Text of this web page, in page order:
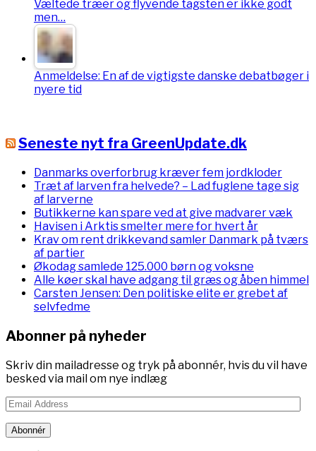
Væltede træer og flyvende tagsten er ikke godt
men…
Anmeldelse: En af de vigtigste danske debatbøger i
nyere tid
Seneste nyt fra GreenUpdate.dk
Danmarks overforbrug kræver fem jordkloder
Træt af larven fra helvede? – Lad fuglene tage sig
af larverne
Butikkerne kan spare ved at give madvarer væk
Havisen i Arktis smelter mere for hvert år
Krav om rent drikkevand samler Danmark på tværs
af partier
Økodag samlede 125.000 børn og voksne
Alle køer skal have adgang til græs og åben himmel
Carsten Jensen: Den politiske elite er grebet af
selvfedme
Abonner på nyheder
Skriv din mailadresse og tryk på abonnér, hvis du vil have
besked via mail om nye indlæg
Email
Abonnér